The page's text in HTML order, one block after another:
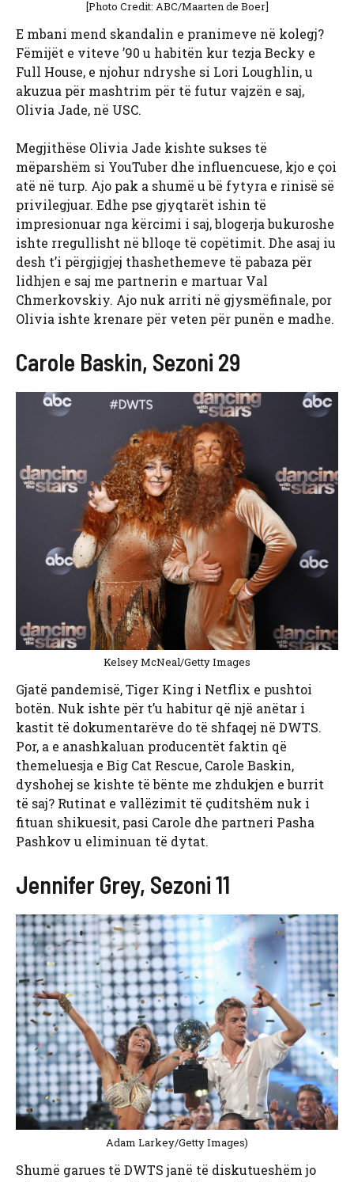
[Photo Credit: ABC/Maarten de Boer]
E mbani mend skandalin e pranimeve në kolegj?
Fëmijët e viteve ’90 u habitën kur tezja Becky e
Full House, e njohur ndryshe si Lori Loughlin, u
akuzua për mashtrim për të futur vajzën e saj,
Olivia Jade, në USC.
Megjithëse Olivia Jade kishte sukses të
mëparshëm si YouTuber dhe influencuese, kjo e çoi
atë në turp. Ajo pak a shumë u bë fytyra e rinisë së
privilegjuar. Edhe pse gjyqtarët ishin të
impresionuar nga kërcimi i saj, blogerja bukuroshe
ishte rregullisht në blloqe të copëtimit. Dhe asaj iu
desh t’i përgjigjej thashethemeve të pabaza për
lidhjen e saj me partnerin e martuar Val
Chmerkovskiy. Ajo nuk arriti në gjysmëfinale, por
Olivia ishte krenare për veten për punën e madhe.
Carole Baskin, Sezoni 29
Kelsey McNeal/Getty Images
Gjatë pandemisë, Tiger King i Netflix e pushtoi
botën. Nuk ishte për t’u habitur që një anëtar i
kastit të dokumentarëve do të shfaqej në DWTS.
Por, a e anashkaluan producentët faktin që
themeluesja e Big Cat Rescue, Carole Baskin,
dyshohej se kishte të bënte me zhdukjen e burrit
të saj? Rutinat e vallëzimit të çuditshëm nuk i
fituan shikuesit, pasi Carole dhe partneri Pasha
Pashkov u eliminuan të dytat.
Jennifer Grey, Sezoni 11
Adam Larkey/Getty Images)
Shumë garues të DWTS janë të diskutueshëm jo